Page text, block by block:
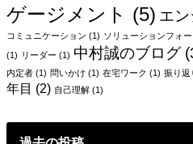
ゲージメント (5) エ
コミュニケーション (1) ソリューションフォー
(1) リーダー (1) 中村誠のブログ
内定者 (1) 問いかけ (1) 在宅ワーク (1) 振り返
年目 (2) 自己理解 (1)